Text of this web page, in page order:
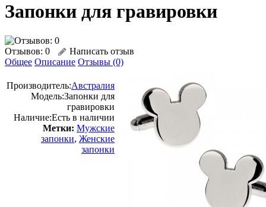
Запонки для гравировки
Отзывов: 0
Написать отзыв
Общее Описание Отзывы (0)
Производитель:Австралия
Модель:Запонки для
гравировки
Наличие:Есть в наличии
Метки: Мужские
запонки, Женские
запонки